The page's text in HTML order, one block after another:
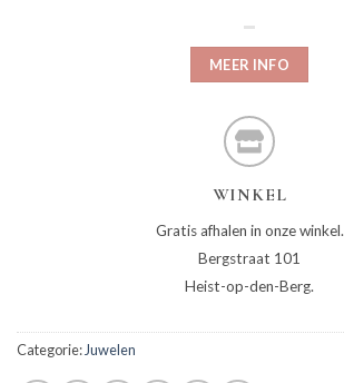
MEER INFO
WINKEL
Gratis afhalen in onze winkel.
Bergstraat 101
Heist-op-den-Berg.
Categorie: Juwelen